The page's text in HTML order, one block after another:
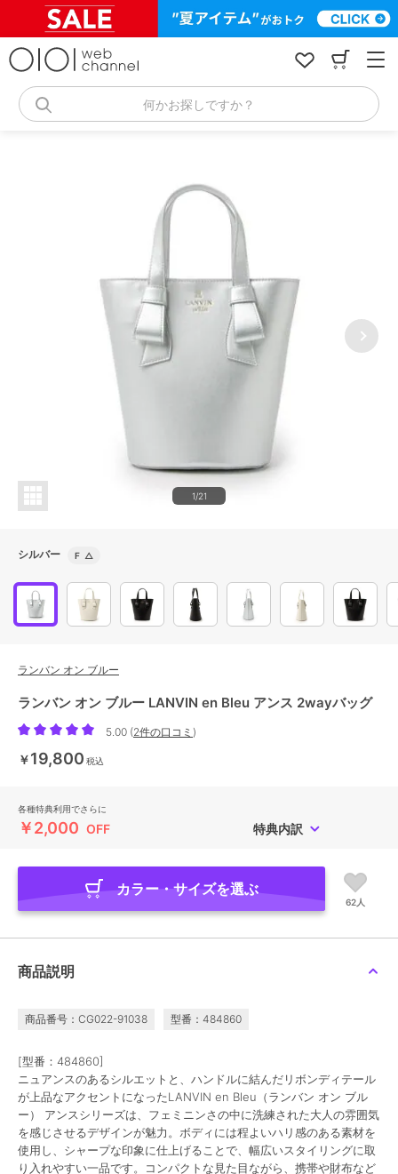
何かお探しですか？
1/21
シルバー F △
ランバン オン ブルー
ランバン オン ブルー LANVIN en Bleu アンス 2wayバッグ
5.00 (2件の口コミ )
￥19,800 税込
各種特典利用でさらに
￥2,000 OFF 特典内訳
カラー・サイズを選ぶ
62人
商品説明
商品番号：CG022-91038 型番：484860
[型番：484860]
ニュアンスのあるシルエットと、ハンドルに結んだリボンディテール
が上品なアクセントになったLANVIN en Bleu（ランバン オン ブル
ー） アンスシリーズは、フェミニンさの中に洗練された大人の雰囲気
を感じさせるデザインが魅力。ボディには程よいハリ感のある素材を
使用し、シャープな印象に仕上げることで、幅広いスタイリングに取
り入れやすい一品です。コンパクトな見た目ながら、携帯や財布など